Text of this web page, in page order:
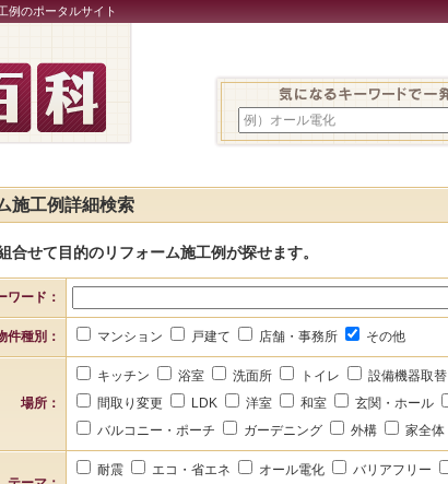
例のポータルサイト
例）オール電化
施工例詳細検索
合せて目的のリフォーム施工例が探せます。
ワード：
件種別： マンション 戸建て 店舗・事務所 その他
場所：
キッチン 浴室 洗面所 トイレ 設備機器取替
間取り変更
LDK 洋室 和室 玄関・ホール
バルコニー・ポーチ
ガーデニング 外構 家全体
耐震 エコ・省エネ オール電化 バリアフリー